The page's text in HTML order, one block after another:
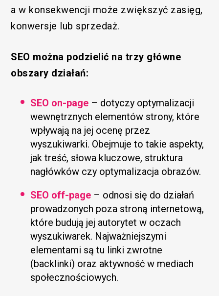
a w konsekwencji może zwiększyć zasięg,
konwersje lub sprzedaż.
SEO można podzielić na trzy główne
obszary działań:
SEO on-page – dotyczy optymalizacji
wewnętrznych elementów strony, które
wpływają na jej ocenę przez
wyszukiwarki. Obejmuje to takie aspekty,
jak treść, słowa kluczowe, struktura
nagłówków czy optymalizacja obrazów.
SEO off-page – odnosi się do działań
prowadzonych poza stroną internetową,
które budują jej autorytet w oczach
wyszukiwarek. Najważniejszymi
elementami są tu linki zwrotne
(backlinki) oraz aktywność w mediach
społecznościowych.